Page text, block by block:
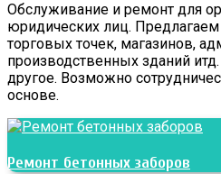
Обслуживание и ремонт для
юридических лиц.
торговых точек, магазинов,
производственных зданий
другое. Возможно
основе.
Ремонт бетонных заборов